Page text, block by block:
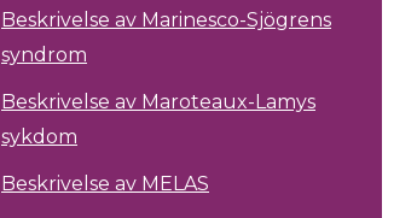
Beskrivelse av Marinesco-Sjögrens
syndrom
Beskrivelse av Maroteaux-Lamys
sykdom
Beskrivelse av MELAS